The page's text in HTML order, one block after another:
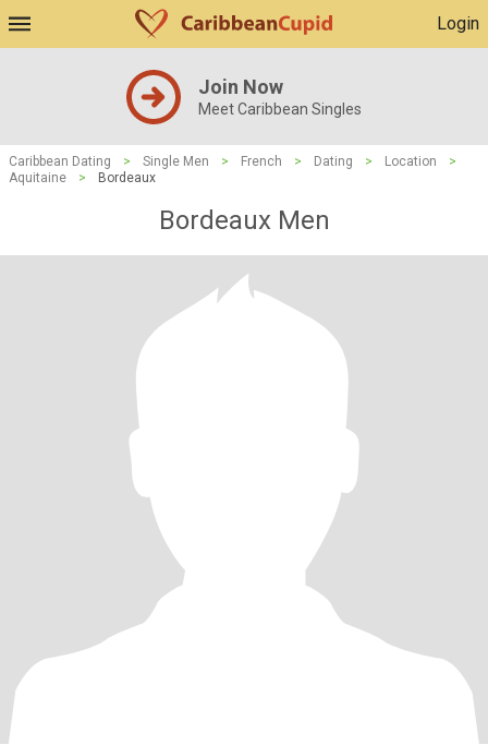
Login
Join Now
Meet Caribbean Singles
Caribbean Dating > Single Men > French > Dating > Location
>
Aquitaine
> Bordeaux
Bordeaux Men